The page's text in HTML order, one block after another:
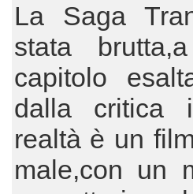
La Saga
stata
capitolo
dalla critica
realtà è un
male,con un